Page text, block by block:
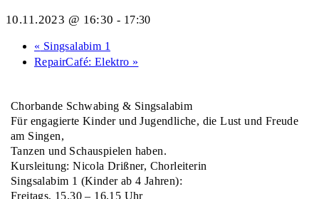
10.11.2023 @ 16:30 - 17:30
« Singsalabim 1
RepairCafé: Elektro »
Chorbande Schwabing & Singsalabim
Für engagierte Kinder und Jugendliche, die Lust und Freude
am Singen,
Tanzen und Schauspielen haben.
Kursleitung: Nicola Drißner, Chorleiterin
Singsalabim 1 (Kinder ab 4 Jahren):
Freitags, 15.30 – 16.15 Uhr